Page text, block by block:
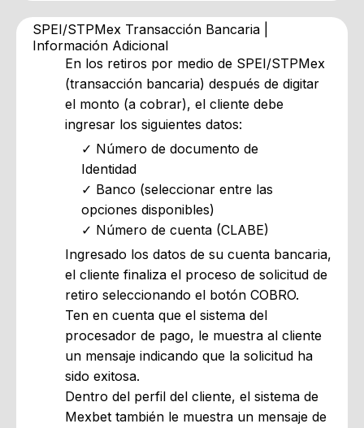
SPEI/STPMex Transacción Bancaria |
Información Adicional
En los retiros por medio de SPEI/STPMex
(transacción bancaria) después de digitar
el monto (a cobrar), el cliente debe
ingresar los siguientes datos:
Número de documento de
Identidad
Banco (seleccionar entre las
opciones disponibles)
Número de cuenta (CLABE)
Ingresado los datos de su cuenta bancaria,
el cliente finaliza el proceso de solicitud de
retiro seleccionando el botón COBRO.
Ten en cuenta que el sistema del
procesador de pago, le muestra al cliente
un mensaje indicando que la solicitud ha
sido exitosa.
Dentro del perfil del cliente, el sistema de
Mexbet también le muestra un mensaje de